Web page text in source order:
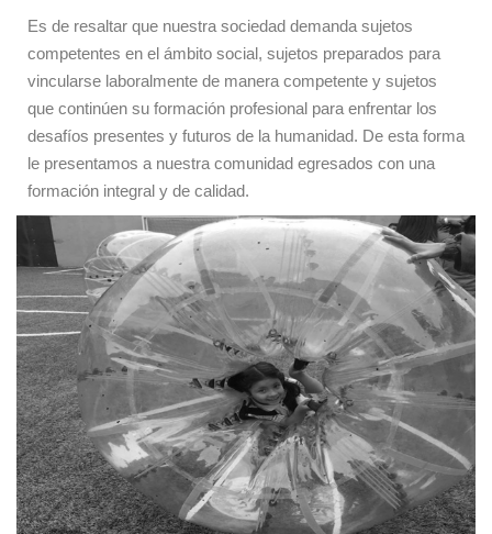
Es de resaltar que nuestra sociedad demanda sujetos
competentes en el ámbito social, sujetos preparados para
vincularse laboralmente de manera competente y sujetos
que continúen su formación profesional para enfrentar los
desafíos presentes y futuros de la humanidad. De esta forma
le presentamos a nuestra comunidad egresados con una
formación integral y de calidad.